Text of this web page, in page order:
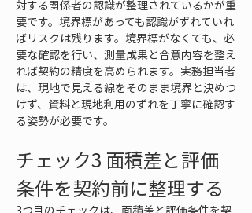
対する関係者の認識が整理されているかが重
要です。境界標があっても認識がずれていれ
ばリスクは残ります。境界標がなくても、必
要な確認を行い、測量成果と合意内容を整え
れば契約の精度を高められます。実務担当者
は、現地で見える線をそのまま境界と決めつ
けず、資料と現地利用のずれを丁寧に確認す
る姿勢が必要です。
チェック3 面積差と評価
条件を契約前に整理する
3つ目のチェックは、面積差と評価条件を契